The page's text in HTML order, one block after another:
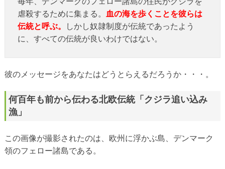
虐殺するために集まる。
血の海を歩くことを彼らは
伝統と呼ぶ。
しかし奴隷制度が伝統であったよう
に、すべての伝統が良いわけではない。
彼のメッセージをあなたはどうとらえるだろうか・・・。
何百年も前から伝わる北欧伝統「クジラ追い込み
漁」
この画像が撮影されたのは、欧州に浮かぶ島、デンマーク
領のフェロー諸島である。